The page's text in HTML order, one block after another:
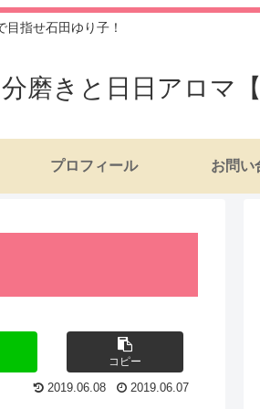
目指せ石田ゆり子！
きと日日アロマ【
プロフィール お問い
コピー
2019.06.08 2019.06.07